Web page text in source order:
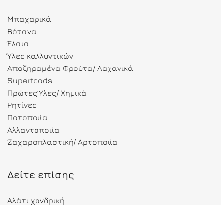
Μπαχαρικά
Βότανα
Έλαια
Ύλες καλλυντικών
Αποξηραμένα Φρούτα/ Λαχανικά
Superfoods
Πρώτες Ύλες/ Χημικά
Ρητίνες
Ποτοποιία
Αλλαντοποιία
Ζαχαροπλαστική/ Αρτοποιία
Δείτε επίσης
Αλάτι χονδρική